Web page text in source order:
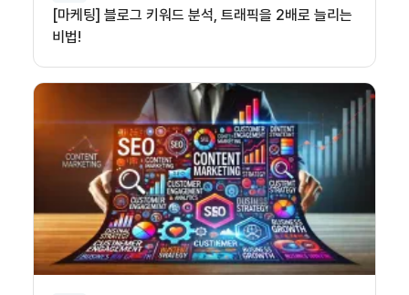
[마케팅] 블로그 키워드 분석, 트래픽을 2배로 늘리는
비법!